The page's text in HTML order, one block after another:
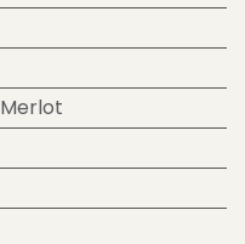
Merlot